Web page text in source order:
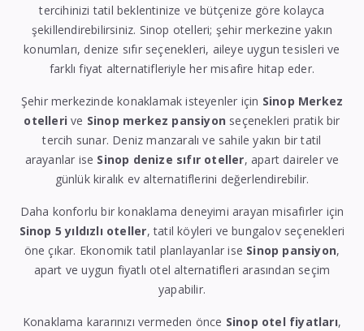
tercihinizi tatil beklentinize ve bütçenize göre kolayca
şekillendirebilirsiniz. Sinop otelleri; şehir merkezine yakın
konumları, denize sıfır seçenekleri, aileye uygun tesisleri ve
farklı fiyat alternatifleriyle her misafire hitap eder.
Şehir merkezinde konaklamak isteyenler için Sinop Merkez
otelleri ve Sinop merkez pansiyon seçenekleri pratik bir
tercih sunar. Deniz manzaralı ve sahile yakın bir tatil
arayanlar ise Sinop denize sıfır oteller, apart daireler ve
günlük kiralık ev alternatiflerini değerlendirebilir.
Daha konforlu bir konaklama deneyimi arayan misafirler için
Sinop 5 yıldızlı oteller, tatil köyleri ve bungalov seçenekleri
öne çıkar. Ekonomik tatil planlayanlar ise Sinop pansiyon,
apart ve uygun fiyatlı otel alternatifleri arasından seçim
yapabilir.
Konaklama kararınızı vermeden önce Sinop otel fiyatları,